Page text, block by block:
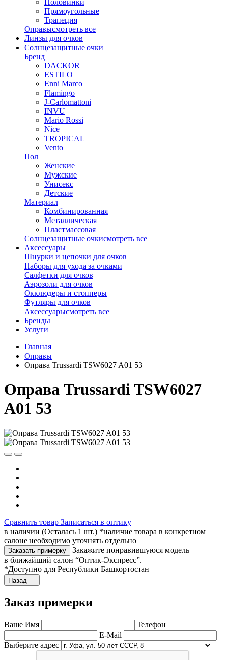
Прямоугольные
Трапеция
Оправысмотреть все
Линзы для очков
Солнцезащитные очки
Бренд
DACKOR
ESTILO
Enni Marco
Flamingo
J-Carlomattoni
INVU
Mario Rossi
Nice
TROPICAL
Vento
Пол
Женские
Мужские
Унисекс
Детские
Материал
Комбинированная
Металлическая
Пластмассовая
Солнцезащитные очкисмотреть все
Аксессуары
Шнурки и цепочки для очков
Наборы для ухода за очками
Салфетки для очков
Аэрозоли для очков
Окклюдеры и стопперы
Футляры для очков
Аксессуарысмотреть все
Бренды
Услуги
Главная
Оправы
Оправа Trussardi TSW6027 A01 53
Оправа Trussardi TSW6027
A01 53
Сравнить товар Записаться в оптику
в наличии (Осталась 1 шт.) *наличие товара в конкретном
салоне необходимо уточнять отдельно
Заказать примерку
Закажите понравившуюся модель
в ближайший салон “Оптик-Экспресс”.
*Доступно для Республики Башкортостан
Назад
Заказ примерки
Ваше Имя
Телефон
E-Mail
Выберите адрес